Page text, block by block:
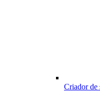
Criador de